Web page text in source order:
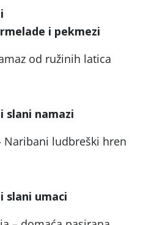
i pekmezi
od ružinih latica
slani namazi
Naribani ludbreški hren
slani umaci